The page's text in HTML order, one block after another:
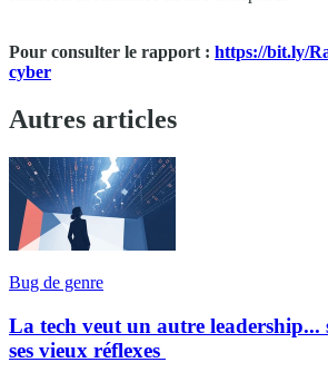
Pour consulter le rapport : https://bit.ly/
cyber
Autres articles
Bug de genre
La tech veut un autre leadership...
ses vieux réflexes